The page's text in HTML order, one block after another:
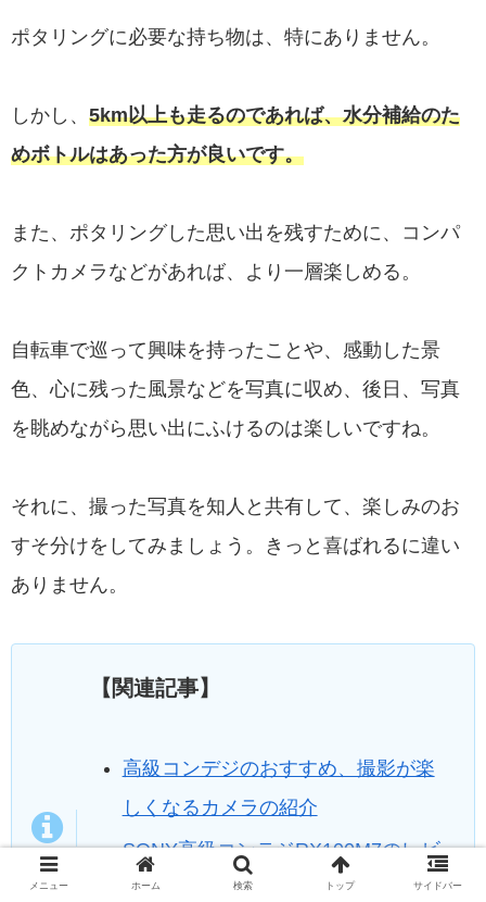
ポタリングに必要な持ち物は、特にありません。
しかし、 5km以上も走るのであれば、水分補給のた
めボトルはあった方が良いです。
また、ポタリングした思い出を残すために、コンパ
クトカメラなどがあれば、より一層楽しめる。
自転車で巡って興味を持ったことや、感動した景
色、心に残った風景などを写真に収め、後日、写真
を眺めながら思い出にふけるのは楽しいですね。
それに、撮った写真を知人と共有して、楽しみのお
すそ分けをしてみましょう。きっと喜ばれるに違い
ありません。
【関連記事】
高級コンデジのおすすめ、撮影が楽
しくなるカメラの紹介
SONY高級コンテジRX100M7のレビ
ュー、旅や普段使いに最適
メニュー ホーム 検索 トップ サイドバー